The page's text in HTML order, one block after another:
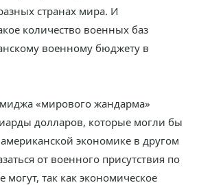
странах мира. И
количество военных баз
военному бюджету в
«мирового жандарма»
долларов, которые могли бы
экономике в другом
от военного присутствия по
так как экономическое